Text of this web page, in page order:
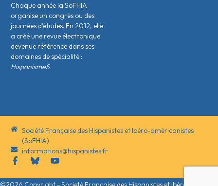
Chaque année la SoFHIA
organise un congrès ou des
journées d’études. En 2012, elle
a créé une revue électronique
devenue référence dans ses
domaines de spécialité :
HispanismeS.
Société Française des Hispanistes et Ibéro-américanistes
(SoFHIA)
informations@hispanistes.fr